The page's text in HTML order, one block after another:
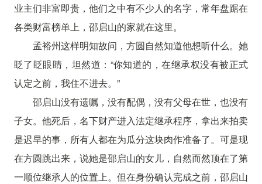
业主们非富即贵，他们之中有不少人的名字，常年盘踞在
各类财富榜单上，邵启山的家就在这里。
孟裕州这样明知故问，方圆自然知道他想听什么。她
眨了眨眼睛，坦然道：“你知道的，在继承权没有被正式
认定之前，我住不进去。”
邵启山没有遗嘱，没有配偶，没有父母在世，也没有
子女。他死后，名下财产进入法定继承程序，拿出来拍卖
是迟早的事，所有人都在为瓜分这块肉作准备了。可是现
在方圆跳出来，说她是邵启山的女儿，自然而然顶在了第
一顺位继承人的位置上。但在身份确认完成之前，邵启山